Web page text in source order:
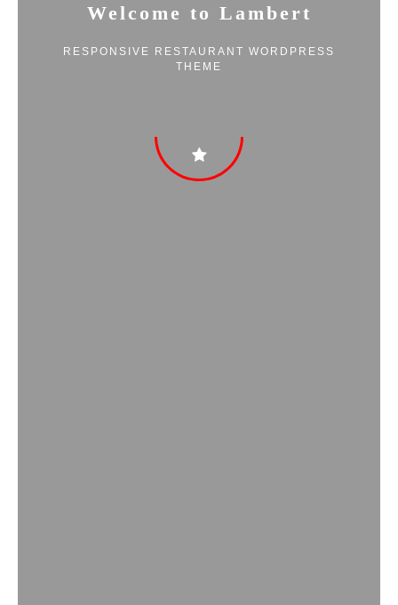
Welcome to Lambert
RESPONSIVE RESTAURANT WORDPRESS
THEME